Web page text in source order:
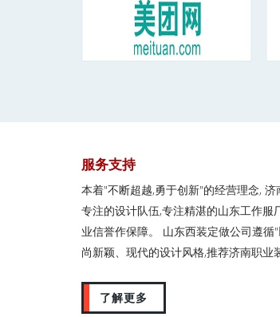
服务支持
本着"不断超越,勇于创新"的经营理念,
专注的设计队伍,专注精湛的山东工作
业信誉作保障。 山东西装定做公司遵
尚新颖、现代的设计风格,推荐济南职
了解更多